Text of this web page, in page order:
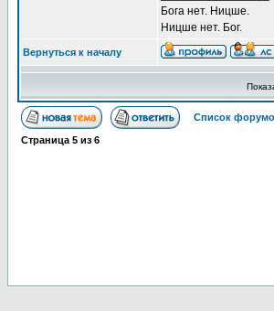
Бога нет. Ницше.
Ницше нет. Бог.
Вернуться к началу
Список
Страница 5 из 6